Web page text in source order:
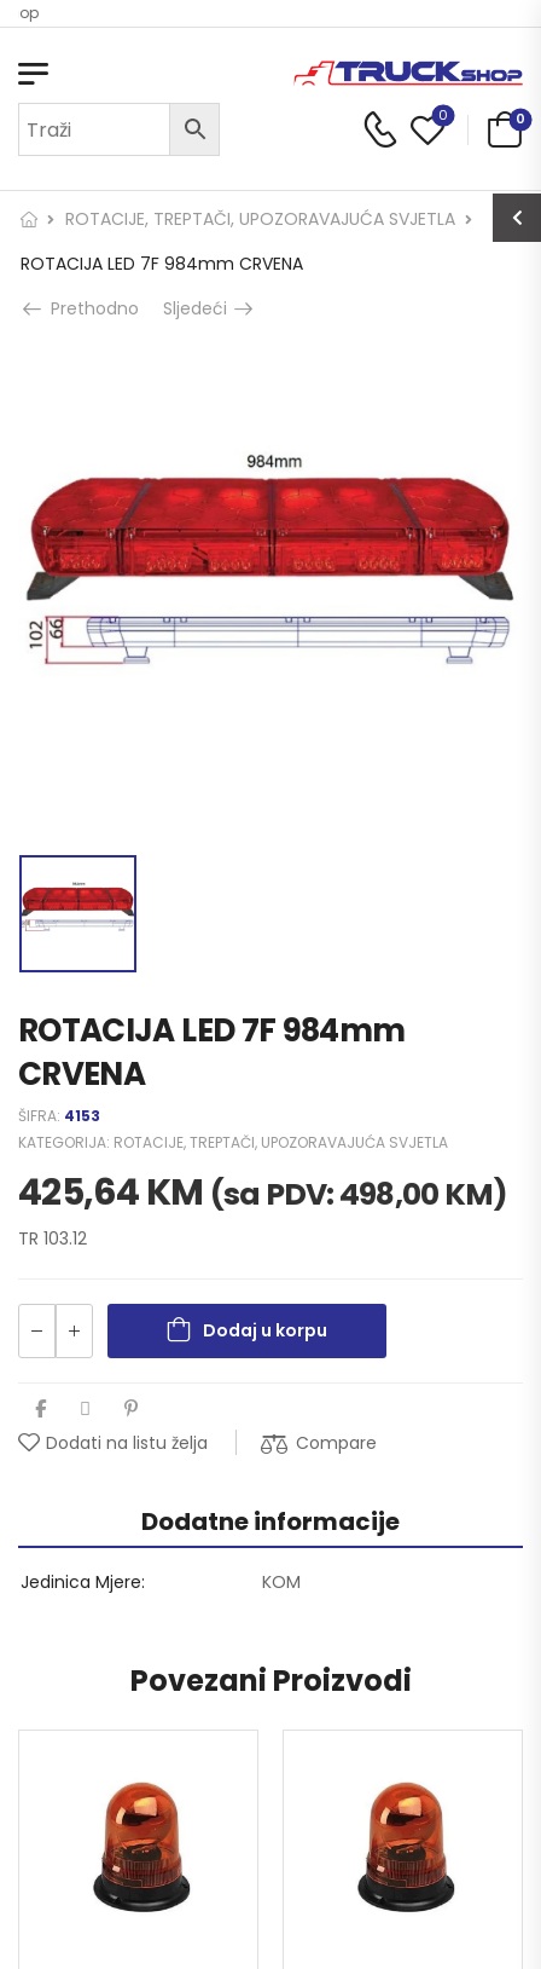
0 0
ROTACIJE, TREPTAČI, UPOZORAVAJUĆA SVJETLA
ROTACIJA LED 7F 984mm CRVENA
Prethodno
Sljedeći
ROTACIJA LED 7F 984mm
CRVENA
ŠIFRA: 4153
KATEGORIJA: ROTACIJE, TREPTAČI, UPOZORAVAJUĆA SVJETLA
425,64KM (sa PDV:498,00 KM)
TR 103.12
Dodaj u korpu
Dodati na listu želja Compare
Dodatne informacije
Jedinica Mjere KOM
Povezani Proizvodi